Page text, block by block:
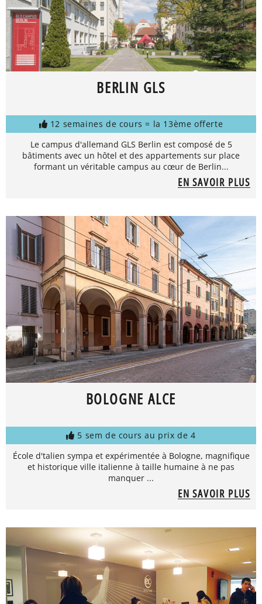
BERLIN GLS
12 semaines de cours = la 13ème offerte
Le campus d'allemand GLS Berlin est composé de 5
bâtiments avec un hôtel et des appartements sur place
formant un véritable campus au cœur de Berlin...
EN SAVOIR PLUS
BOLOGNE ALCE
5 sem de cours au prix de 4
École d'talien sympa et expérimentée à Bologne, magnifique
et historique ville italienne à taille humaine à ne pas
manquer ...
EN SAVOIR PLUS